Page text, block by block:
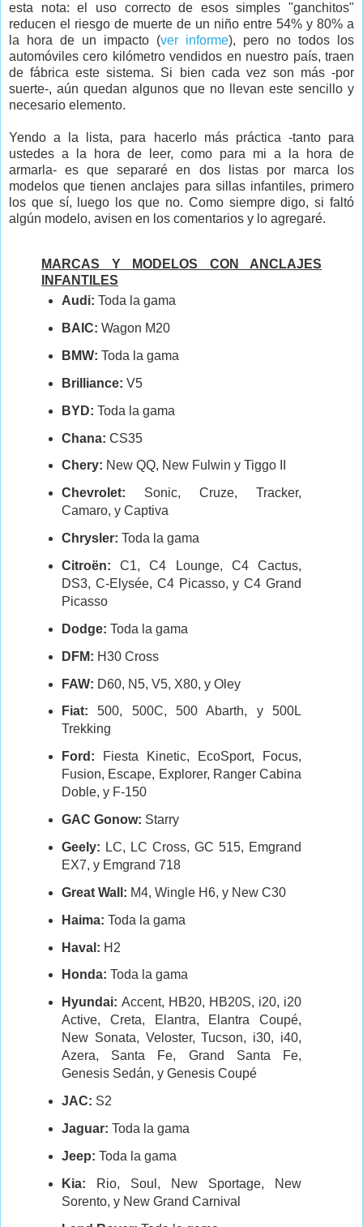
esta nota: el uso correcto de esos simples "ganchitos"
reducen el riesgo de muerte de un niño entre 54% y 80% a
la hora de un impacto (ver informe), pero no todos los
automóviles cero kilómetro vendidos en nuestro país, traen
de fábrica este sistema. Si bien cada vez son más -por
suerte-, aún quedan algunos que no llevan este sencillo y
necesario elemento.
Yendo a la lista, para hacerlo más práctica -tanto para
ustedes a la hora de leer, como para mi a la hora de
armarla- es que separaré en dos listas por marca los
modelos que tienen anclajes para sillas infantiles, primero
los que sí, luego los que no. Como siempre digo, si faltó
algún modelo, avisen en los comentarios y lo agregaré.
MARCAS Y MODELOS CON ANCLAJES
INFANTILES
Audi: Toda la gama
BAIC: Wagon M20
BMW: Toda la gama
Brilliance: V5
BYD: Toda la gama
Chana: CS35
Chery: New QQ, New Fulwin y Tiggo II
Chevrolet: Sonic, Cruze, Tracker,
Camaro, y Captiva
Chrysler: Toda la gama
Citroën: C1, C4 Lounge, C4 Cactus,
DS3, C-Elysée, C4 Picasso, y C4 Grand
Picasso
Dodge: Toda la gama
DFM: H30 Cross
FAW: D60, N5, V5, X80, y Oley
Fiat: 500, 500C, 500 Abarth, y 500L
Trekking
Ford: Fiesta Kinetic, EcoSport, Focus,
Fusion, Escape, Explorer, Ranger Cabina
Doble, y F-150
GAC Gonow: Starry
Geely: LC, LC Cross, GC 515, Emgrand
EX7, y Emgrand 718
Great Wall: M4, Wingle H6, y New C30
Haima: Toda la gama
Haval: H2
Honda: Toda la gama
Hyundai: Accent, HB20, HB20S, i20, i20
Active, Creta, Elantra, Elantra Coupé,
New Sonata, Veloster, Tucson, i30, i40,
Azera, Santa Fe, Grand Santa Fe,
Genesis Sedán, y Genesis Coupé
JAC: S2
Jaguar: Toda la gama
Jeep: Toda la gama
Kia: Rio, Soul, New Sportage, New
Sorento, y New Grand Carnival